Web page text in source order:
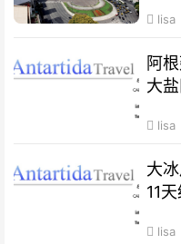
lisa
阿
大
lisa
大
11
lisa